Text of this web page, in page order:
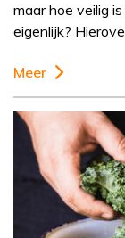
maar hoe veilig
eigenlijk?
Meer